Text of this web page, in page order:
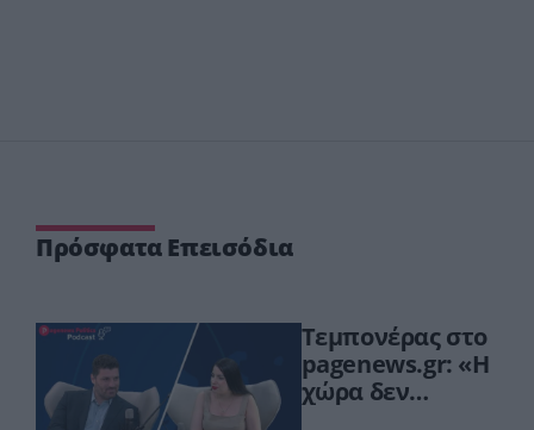
Πρόσφατα Επεισόδια
Τεμπονέρας στο
pagenews.gr: «Η
χώρα δεν